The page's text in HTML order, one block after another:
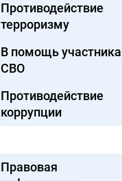
Противодействие
терроризму
В помощь
СВО
Противодействие
коррупции
Правовая